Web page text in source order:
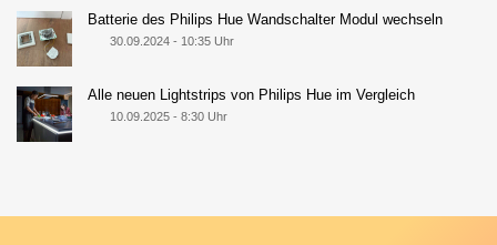
Batterie des Philips Hue Wandschalter Modul wechseln
30.09.2024 - 10:35 Uhr
Alle neuen Lightstrips von Philips Hue im Vergleich
10.09.2025 - 8:30 Uhr